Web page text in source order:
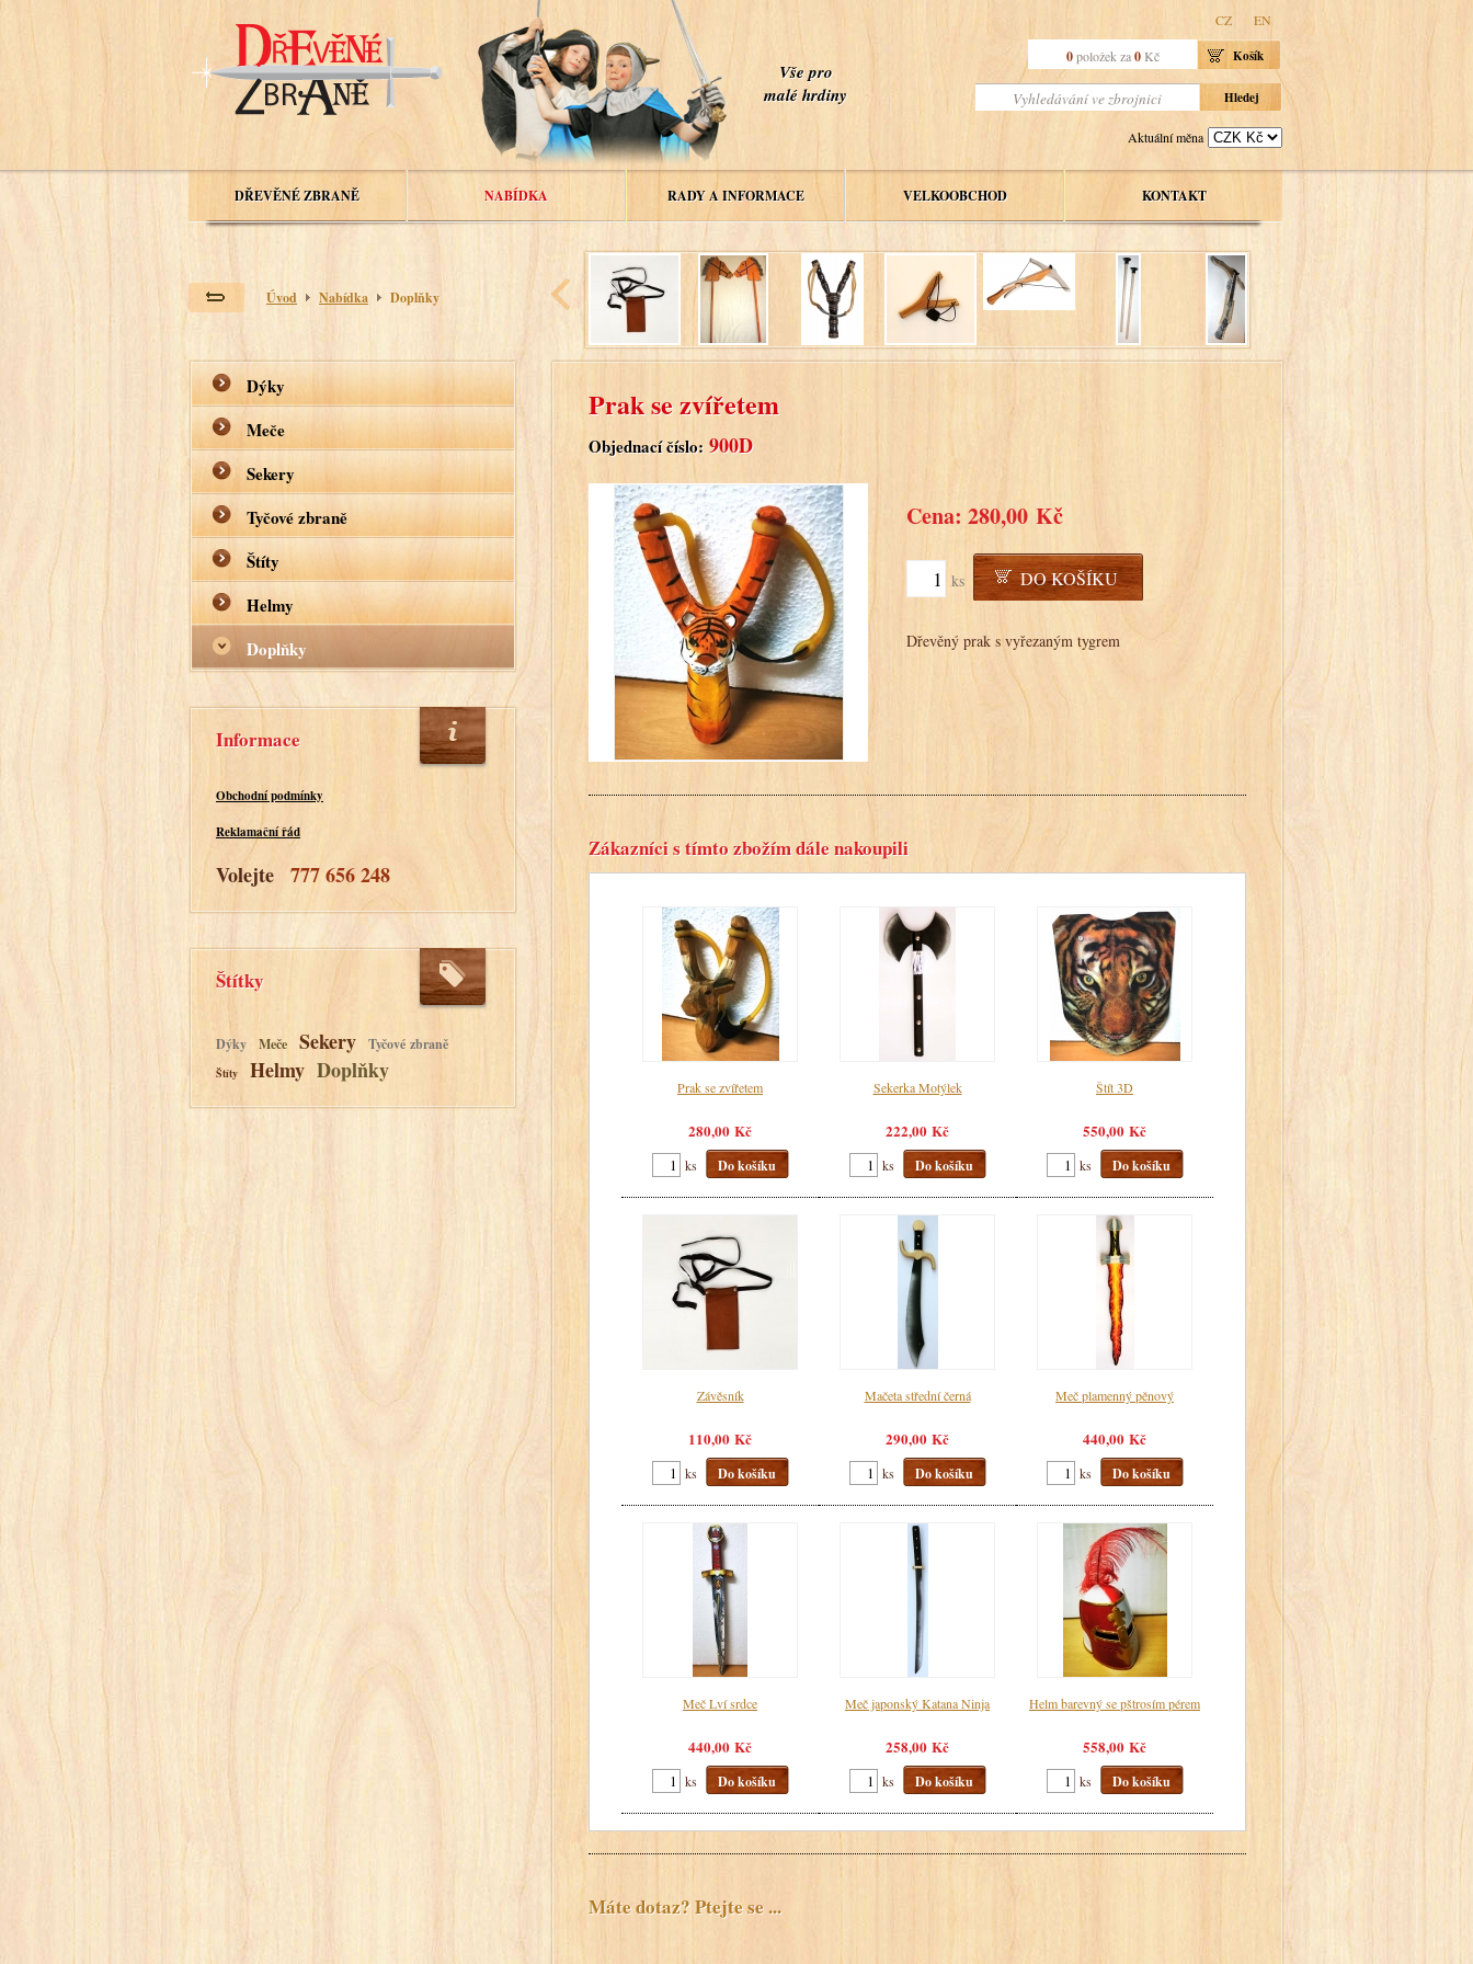
Vše pro
malé hrdiny
CZ EN
Košík
0 položek za0 Kč
Aktuální měna
DŘEVĚNÉ ZBRANĚ NABÍDKA RADY A INFORMACE VELKOOBCHOD KONTAKT
Úvod Nabídka Doplňky
Dýky
Meče
Sekery
Tyčové zbraně
Štíty
Helmy
Doplňky
Informace
Obchodní podmínky
Reklamační řád
Volejte 777 656 248
Štítky
Dýky Meče Sekery Tyčové zbraně
Štíty Helmy Doplňky
Prak se zvířetem
Objednací číslo: 900D
Cena: 280,00 Kč
ks DO KOŠÍKU
Dřevěný prak s vyřezaným tygrem
Zákazníci s tímto zbožím dále nakoupili
Prak se zvířetem
280,00 Kč
ks Do košíku
Sekerka Motýlek
222,00 Kč
ks Do košíku
Štít 3D
550,00 Kč
ks Do košíku
Závěsník
110,00 Kč
ks Do košíku
Mačeta střední černá
290,00 Kč
ks Do košíku
Meč plamenný pěnový
440,00 Kč
ks Do košíku
Meč Lví srdce
440,00 Kč
ks Do košíku
Meč japonský Katana Ninja
258,00 Kč
ks Do košíku
Helm barevný se pštrosím pérem
558,00 Kč
ks Do košíku
Máte dotaz? Ptejte se ...